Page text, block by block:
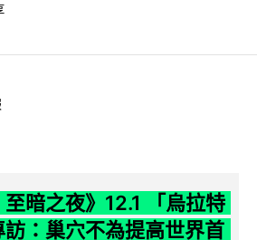
至暗之夜》12.1 「烏拉特
：巢穴不為提高世界首